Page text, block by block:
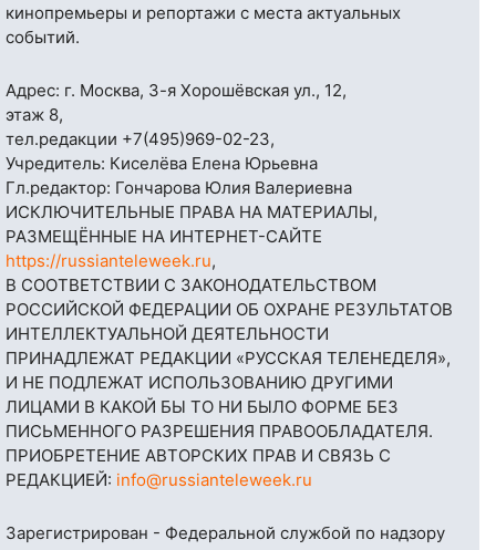
кинопремьеры и репортажи с места актуальных
событий.
Адрес: г. Москва, 3-я Хорошёвская ул., 12,
этаж 8,
тел.редакции +7(495)969-02-23,
Учредитель: Киселёва Елена Юрьевна
Гл.редактор: Гончарова Юлия Валериевна
ИСКЛЮЧИТЕЛЬНЫЕ ПРАВА НА МАТЕРИАЛЫ,
РАЗМЕЩЁННЫЕ НА ИНТЕРНЕТ-САЙТЕ
https://russianteleweek.ru,
В СООТВЕТСТВИИ С ЗАКОНОДАТЕЛЬСТВОМ
РОССИЙСКОЙ ФЕДЕРАЦИИ ОБ ОХРАНЕ РЕЗУЛЬТАТОВ
ИНТЕЛЛЕКТУАЛЬНОЙ ДЕЯТЕЛЬНОСТИ
ПРИНАДЛЕЖАТ РЕДАКЦИИ «РУССКАЯ ТЕЛЕНЕДЕЛЯ»,
И НЕ ПОДЛЕЖАТ ИСПОЛЬЗОВАНИЮ ДРУГИМИ
ЛИЦАМИ В КАКОЙ БЫ ТО НИ БЫЛО ФОРМЕ БЕЗ
ПИСЬМЕННОГО РАЗРЕШЕНИЯ ПРАВООБЛАДАТЕЛЯ.
ПРИОБРЕТЕНИЕ АВТОРСКИХ ПРАВ И СВЯЗЬ С
РЕДАКЦИЕЙ: info@russianteleweek.ru
Зарегистрирован - Федеральной службой по надзору